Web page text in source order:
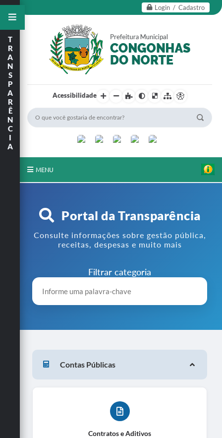
Login / Cadastro
Acessibilidade
MENU
Editais
Ouvidoria
Carta de Serviços
T
R
A
N
S
P
A
R
Ê
N
C
I
A
Portal da Transparência
Consulte informações sobre gestão pública,
receitas, despesas e muito mais
Filtrar categoria
Contas Públicas
Contratos e Aditivos